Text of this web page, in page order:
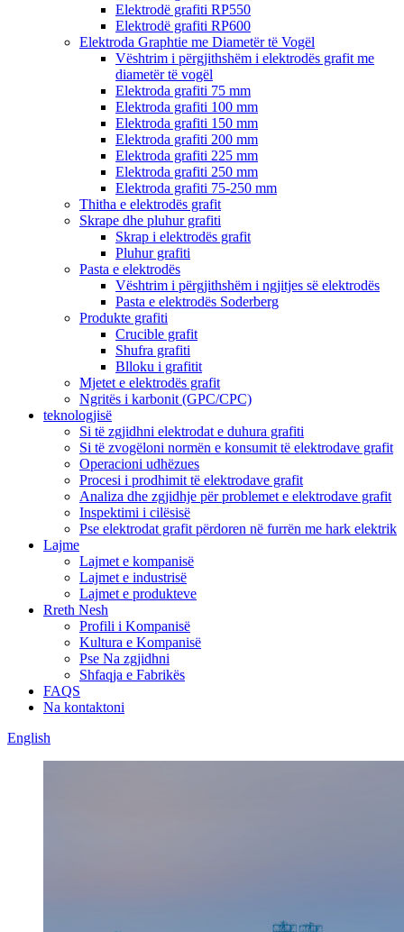
Elektrodë grafiti RP550
Elektrodë grafiti RP600
Elektroda Graphtie me Diametër të Vogël
Vështrim i përgjithshëm i elektrodës grafit me
diametër të vogël
Elektroda grafiti 75 mm
Elektroda grafiti 100 mm
Elektroda grafiti 150 mm
Elektroda grafiti 200 mm
Elektroda grafiti 225 mm
Elektroda grafiti 250 mm
Elektroda grafiti 75-250 mm
Thitha e elektrodës grafit
Skrape dhe pluhur grafiti
Skrap i elektrodës grafit
Pluhur grafiti
Pasta e elektrodës
Vështrim i përgjithshëm i ngjitjes së elektrodës
Pasta e elektrodës Soderberg
Produkte grafiti
Crucible grafit
Shufra grafiti
Blloku i grafitit
Mjetet e elektrodës grafit
Ngritës i karbonit (GPC/CPC)
teknologjisë
Si të zgjidhni elektrodat e duhura grafiti
Si të zvogëloni normën e konsumit të elektrodave grafit
Operacioni udhëzues
Procesi i prodhimit të elektrodave grafit
Analiza dhe zgjidhje për problemet e elektrodave grafit
Inspektimi i cilësisë
Pse elektrodat grafit përdoren në furrën me hark elektrik
Lajme
Lajmet e kompanisë
Lajmet e industrisë
Lajmet e produkteve
Rreth Nesh
Profili i Kompanisë
Kultura e Kompanisë
Pse Na zgjidhni
Shfaqja e Fabrikës
FAQS
Na kontaktoni
English